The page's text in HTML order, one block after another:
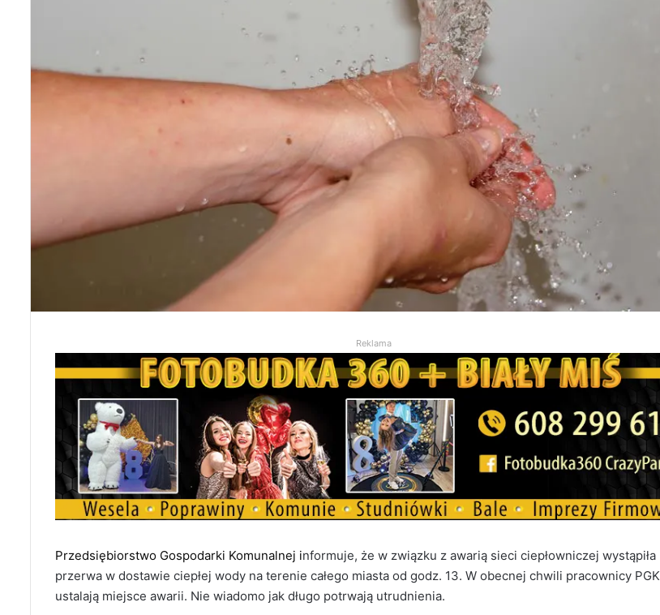
Reklama
Przedsiębiorstwo Gospodarki Komunalnej informuje, że w związku z awarią sieci ciepłowniczej wystąpiła
przerwa w dostawie ciepłej wody na terenie całego miasta od godz. 13. W obecnej chwili pracownicy PGK
ustalają miejsce awarii. Nie wiadomo jak długo potrwają utrudnienia.